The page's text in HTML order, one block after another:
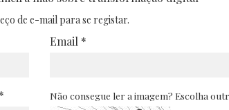
Podcast
Por Rita Sousa e Silva . 14/11/2023
de e-mail para se registar.
Email *
Não consegue ler a imagem? Escolha